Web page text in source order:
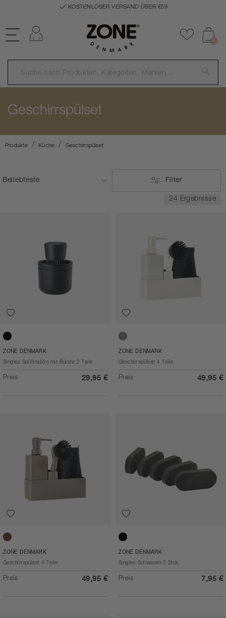
KOSTENLOSER VERSAND ÜBER €59
Zu
Geschirrspülset
Produkte Küche Geschirrspülset
Filter
24 Ergebnisse
Black
ZONE DENMARK
Singles Spülstation mit Bürste 2 Teile
Preis 29,95 €
Warm Grey
ZONE DENMARK
Geschirrspülset 4 Teile
Preis 49,95 €
Taupe
ZONE DENMARK
Geschirrspülset 4 Teile
Preis 49,95 €
Black
ZONE DENMARK
Singles Schwamm 5 Stck.
Preis 7,95 €